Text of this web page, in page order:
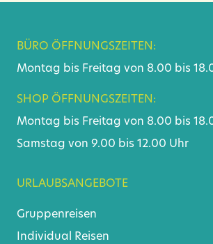
BÜRO ÖFFNUNGSZEITEN:
Montag bis Freitag von 8.00 bis
SHOP ÖFFNUNGSZEITEN:
Montag bis Freitag von 8.00 bis
Samstag von 9.00 bis 12.00 Uhr
URLAUBSANGEBOTE
Gruppenreisen
Individual Reisen